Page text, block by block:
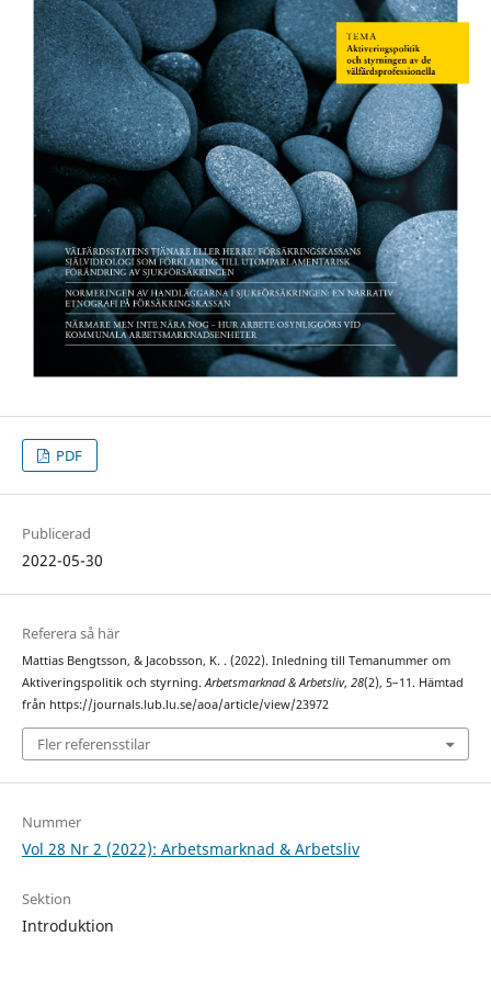
PDF
Publicerad
2022-05-30
Referera så här
Mattias Bengtsson, & Jacobsson, K. . (2022). Inledning till Temanummer om
Aktiveringspolitik och styrning.Arbetsmarknad & Arbetsliv, 28(2), 5–11. Hämtad
från https://journals.lub.lu.se/aoa/article/view/23972
Fler referensstilar
Nummer
Vol 28 Nr 2 (2022): Arbetsmarknad & Arbetsliv
Sektion
Introduktion